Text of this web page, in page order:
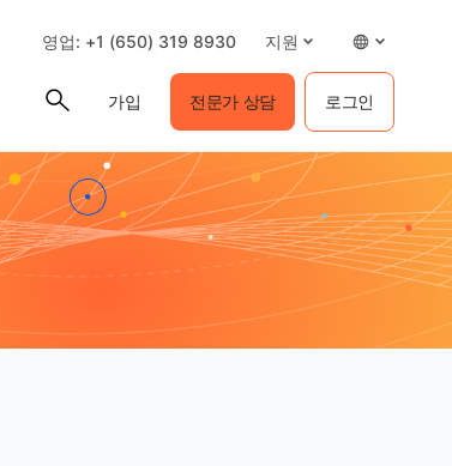
영업: +1 (650) 319 8930 지원
가입 전문가 상담 로그인